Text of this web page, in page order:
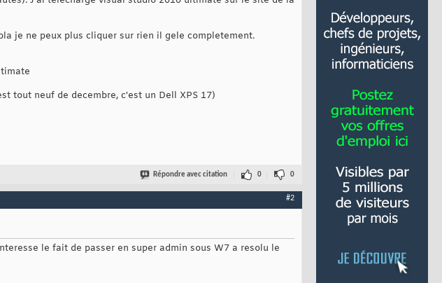
je ne peux plus cliquer sur rien il gele completement.
tout neuf de decembre, c'est un Dell XPS 17)
Répondre avec citation 0 0
#2
le fait de passer en super admin sous W7 a resolu le